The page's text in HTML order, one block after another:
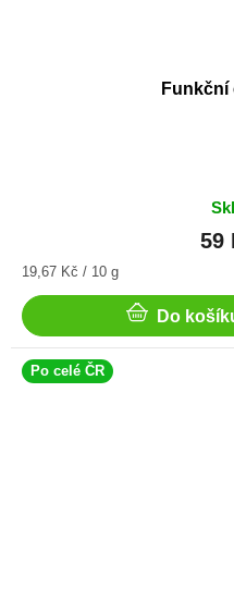
Funkční
59
Měrná
19,67 Kč / 10 g
Do
Po celé ČR